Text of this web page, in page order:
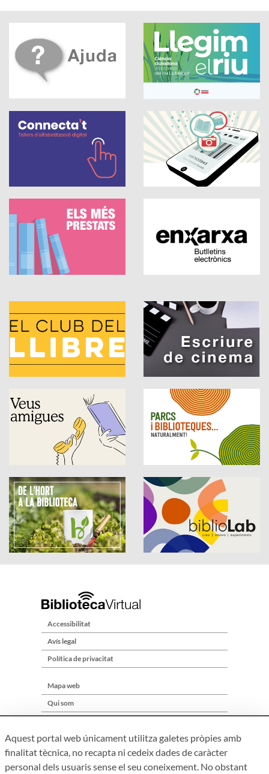
Accessibilitat
Avís legal
Política de privacitat
Mapa web
Qui som
Aquest portal web únicament utilitza galetes pròpies amb
finalitat tècnica, no recapta ni cedeix dades de caràcter
personal dels usuaris sense el seu coneixement. No obstant